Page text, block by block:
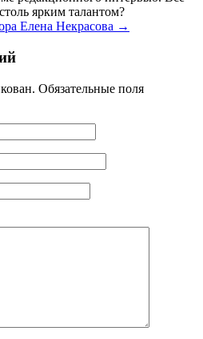
ярким талантом?
Елена Некрасова →
Обязательные поля